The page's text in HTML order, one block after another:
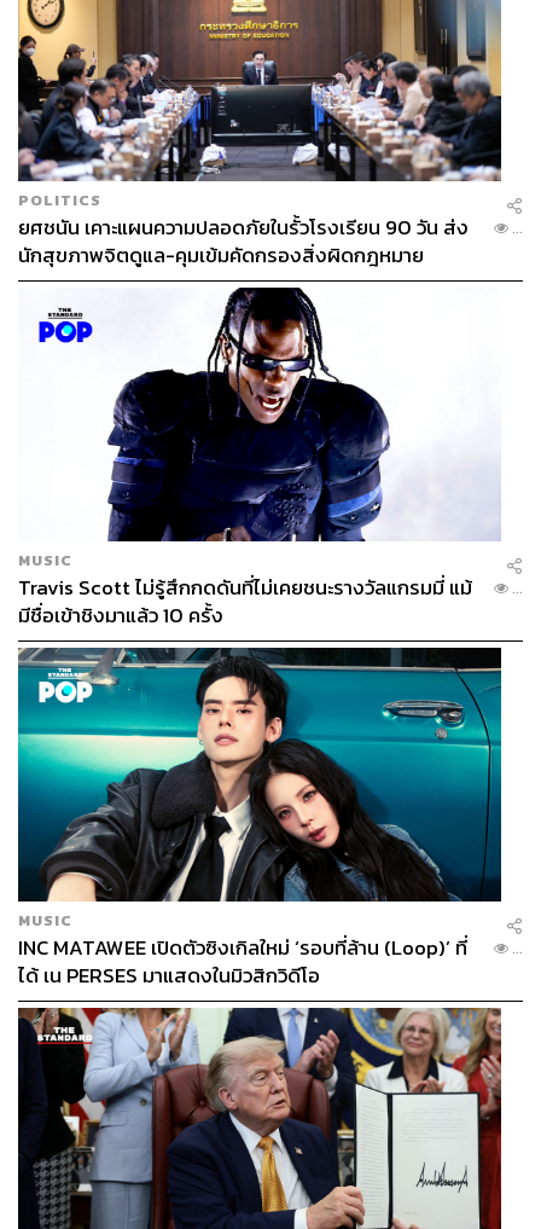
POLITICS
ยศชนัน เคาะแผนความปลอดภัยในรั้วโรงเรียน 90 วัน ส่ง
นักสุขภาพจิตดูแล-คุมเข้มคัดกรองสิ่งผิดกฎหมาย
...
MUSIC
Travis Scott ไม่รู้สึกกดดันที่ไม่เคยชนะรางวัลแกรมมี่ แม้
มีชื่อเข้าชิงมาแล้ว 10 ครั้ง
...
MUSIC
INC MATAWEE เปิดตัวซิงเกิลใหม่ ‘รอบที่ล้าน (Loop)’ ที่
ได้ เน PERSES มาแสดงในมิวสิกวิดีโอ
...